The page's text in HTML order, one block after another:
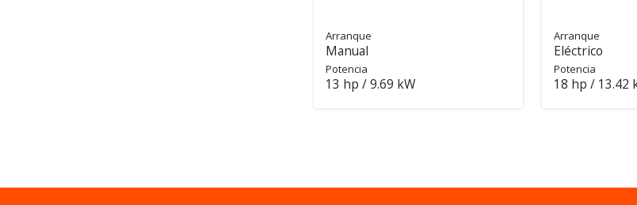
Arranque
Manual
Potencia
13 hp / 9.69 kW
Arranque
Eléctrico
Potencia
18 hp / 13.42